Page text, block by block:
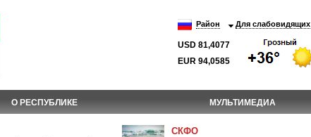
Район Для слабовидящих
USD 81,4077
EUR 94,0585
О РЕСПУБЛИКЕ МУЛЬТИМЕДИА
СКФО